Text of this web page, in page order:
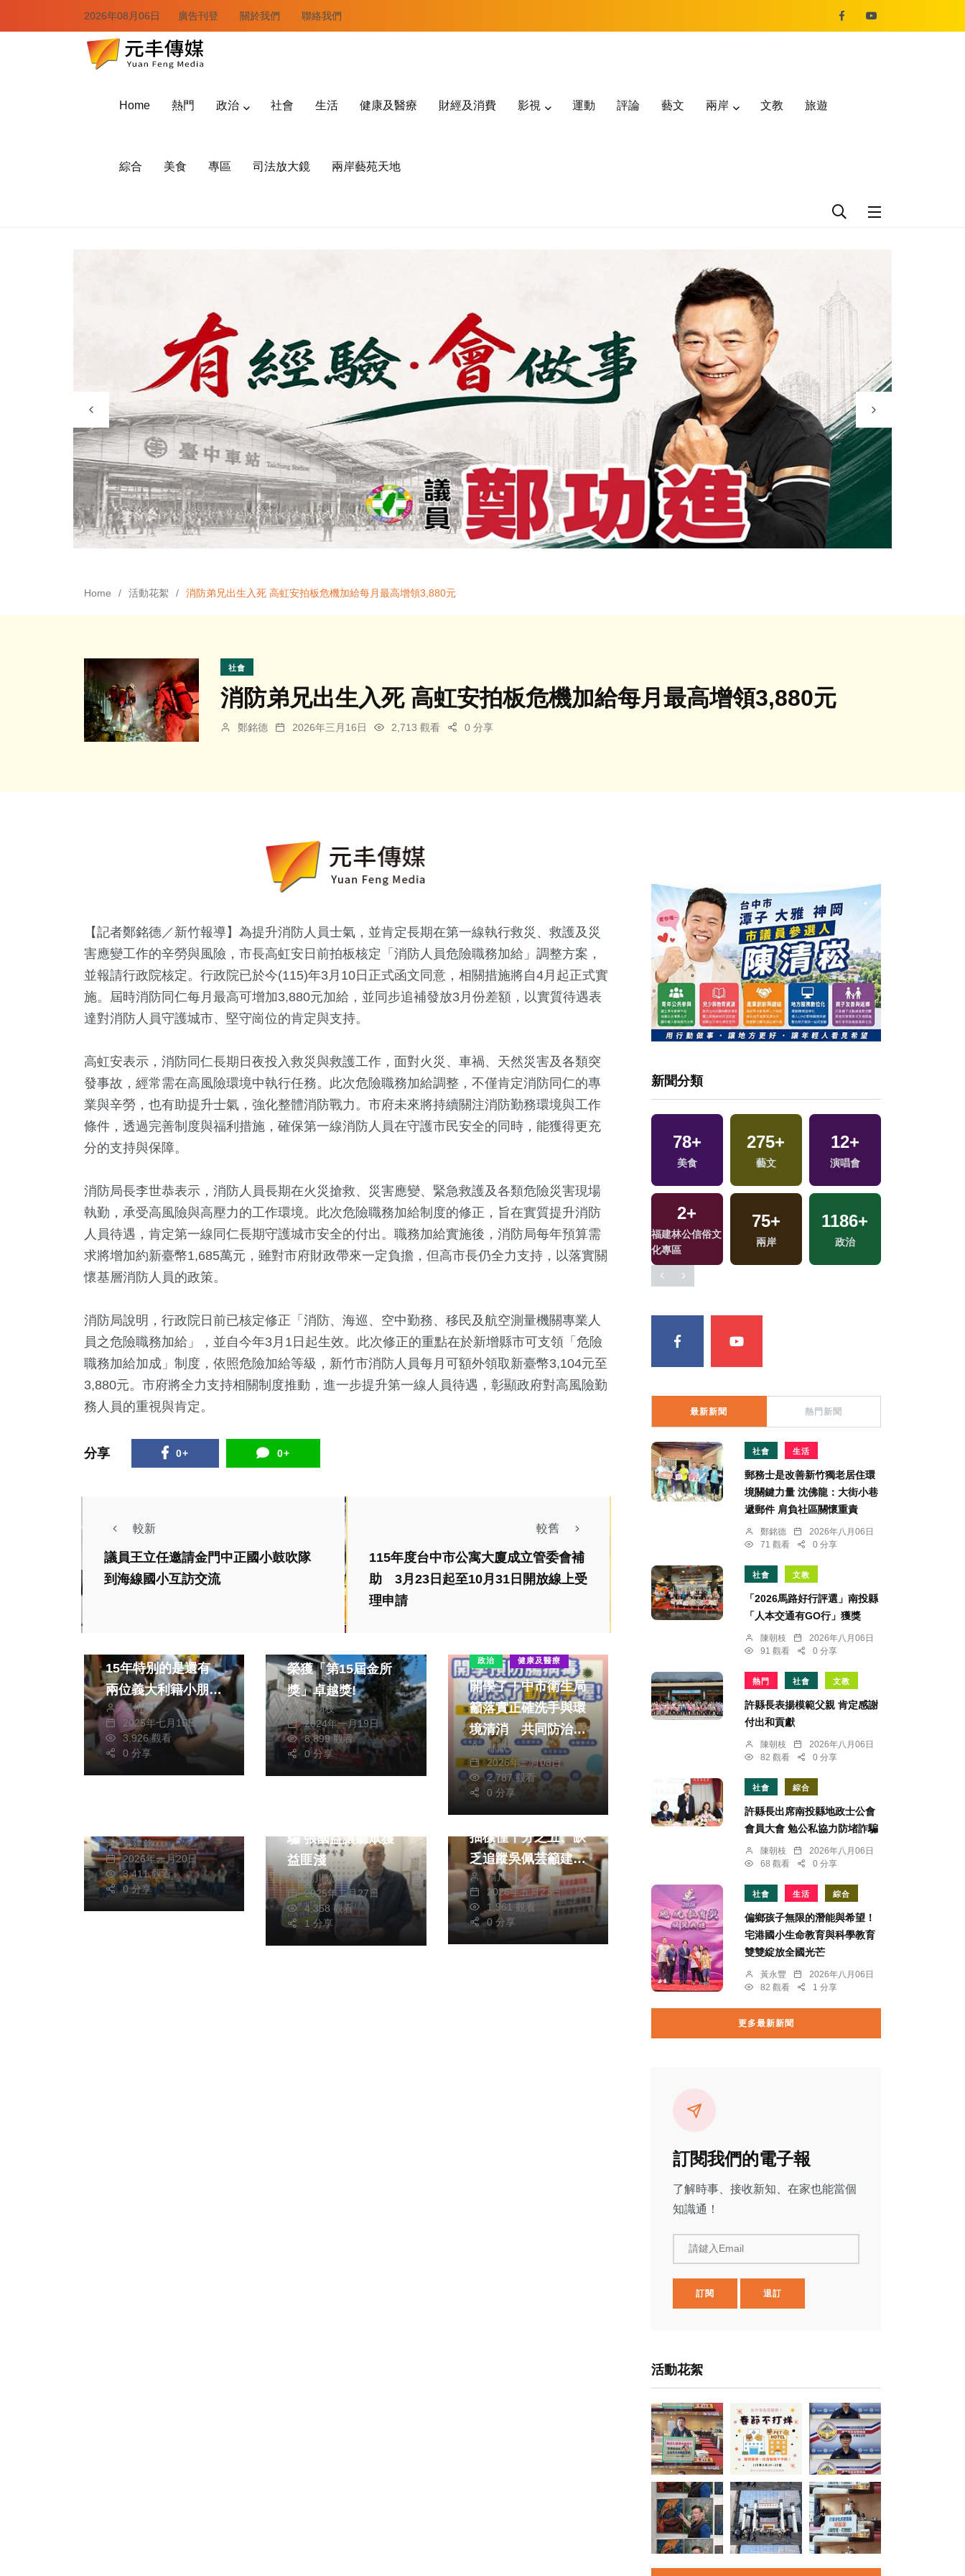
2026年08月06日 廣告刊登 關於我們 聯絡我們
Home 熱門 政治 社會 生活 健康及醫療 財經及消費 影視 運動 評論 藝文 兩岸 文教 旅遊
綜合 美食 專區 司法放大鏡 兩岸藝苑天地
Home 活動花絮 消防弟兄出生入死 高虹安拍板危機加給每月最高增領3,880元
社會
消防弟兄出生入死 高虹安拍板危機加給每月最高增領3,880元
鄭銘德 2026年三月16日 2,713 觀看 0 分享
【記者鄭銘德／新竹報導】為提升消防人員士氣，並肯定長期在第一線執行救災、救護及災
害應變工作的辛勞與風險，市長高虹安日前拍板核定「消防人員危險職務加給」調整方案，
並報請行政院核定。行政院已於今(115)年3月10日正式函文同意，相關措施將自4月起正式實
施。屆時消防同仁每月最高可增加3,880元加給，並同步追補發放3月份差額，以實質待遇表
達對消防人員守護城市、堅守崗位的肯定與支持。
高虹安表示，消防同仁長期日夜投入救災與救護工作，面對火災、車禍、天然災害及各類突
發事故，經常需在高風險環境中執行任務。此次危險職務加給調整，不僅肯定消防同仁的專
業與辛勞，也有助提升士氣，強化整體消防戰力。市府未來將持續關注消防勤務環境與工作
條件，透過完善制度與福利措施，確保第一線消防人員在守護市民安全的同時，能獲得更充
分的支持與保障。
消防局長李世恭表示，消防人員長期在火災搶救、災害應變、緊急救護及各類危險災害現場
執勤，承受高風險與高壓力的工作環境。此次危險職務加給制度的修正，旨在實質提升消防
人員待遇，肯定第一線同仁長期守護城市安全的付出。職務加給實施後，消防局每年預算需
求將增加約新臺幣1,685萬元，雖對市府財政帶來一定負擔，但高市長仍全力支持，以落實關
懷基層消防人員的政策。
消防局說明，行政院日前已核定修正「消防、海巡、空中勤務、移民及航空測量機關專業人
員之危險職務加給」，並自今年3月1日起生效。此次修正的重點在於新增縣市可支領「危險
職務加給加成」制度，依照危險加給等級，新竹市消防人員每月可額外領取新臺幣3,104元至
3,880元。市府將全力支持相關制度推動，進一步提升第一線人員待遇，彰顯政府對高風險勤
務人員的重視與肯定。
分享 0+ 0+
較新
議員王立任邀請金門中正國小鼓吹隊
到海線國小互訪交流
較舊
115年度台中市公寓大廈成立管委會補
助 3月23日起至10月31日開放線上受
理申請
15年特別的是還有
兩位義大利籍小朋友
來台參加
楊川欽
2025年七月15日
3,926 觀看
0 分享
文教
榮獲「第15屆金所
獎」卓越獎!
陳朝枝
2024年一月19日
8,899 觀看
0 分享
政治 健康及醫療
開學了！中市衛生局
籲落實正確洗手與環
境清消 共同防治腸
病毒林獻元
2026年三月03日
2,787 觀看
0 分享
社會
方斗贈社區
吳建銘
2026年一月20日
3,411 觀看
0 分享
騙 張國益讓聽眾獲
益匪淺
楊川欽
2025年二月27日
4,358 觀看
1 分享
社會
文山焚化爐健康監測
抽樣僅千分之五、缺
乏追蹤吳佩芸籲建立
長期分層健康監測制
度
楊川欽
2026年五月21日
1,961 觀看
0 分享
新聞分類
+ 728+
+
影視
746+
綜合
4+
兩岸佛教文化交
流專區
41+
兩岸道教文化交
流專區
海峽論壇專區
78+
美食
275+
藝文
12+
演唱會
2+
福建林公信俗文
化專區
75+
兩岸
1186+
政治
最新新聞 熱門新聞
社會 生活
郵務士是改善新竹獨老居住環
境關鍵力量 沈佛龍：大街小巷
遞郵件 肩負社區關懷重責
鄭銘德
2026年八月06日
71 觀看
0 分享
社會 文教
「2026馬路好行評選」南投縣
「人本交通有GO行」獲獎
陳朝枝
2026年八月06日
91 觀看
0 分享
熱門 社會 文教
許縣長表揚模範父親 肯定感謝
付出和貢獻
陳朝枝
2026年八月06日
82 觀看
0 分享
社會 綜合
許縣長出席南投縣地政士公會
會員大會 勉公私協力防堵詐騙
陳朝枝
2026年八月06日
68 觀看
0 分享
社會 生活 綜合
偏鄉孩子無限的潛能與希望！
宅港國小生命教育與科學教育
雙雙綻放全國光芒
黃永豐
2026年八月06日
82 觀看
1 分享
更多最新新聞
訂閱我們的電子報
了解時事、接收新知、在家也能當個
知識通！
請鍵入Email
訂閱 退訂
活動花絮